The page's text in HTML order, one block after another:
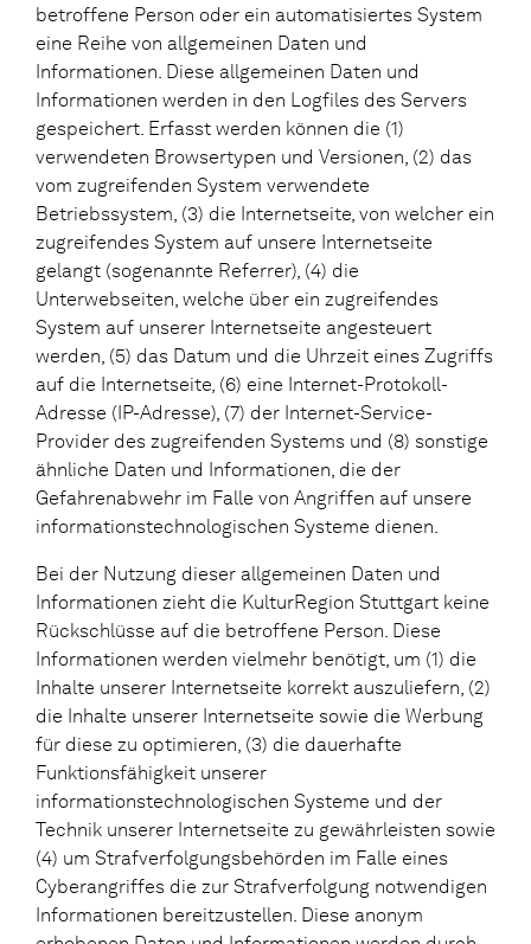
betroffene Person oder ein automatisiertes System
eine Reihe von allgemeinen Daten und
Informationen. Diese allgemeinen Daten und
Informationen werden in den Logfiles des Servers
gespeichert. Erfasst werden können die (1)
verwendeten Browsertypen und Versionen, (2) das
vom zugreifenden System verwendete
Betriebssystem, (3) die Internetseite, von welcher ein
zugreifendes System auf unsere Internetseite
gelangt (sogenannte Referrer), (4) die
Unterwebseiten, welche über ein zugreifendes
System auf unserer Internetseite angesteuert
werden, (5) das Datum und die Uhrzeit eines Zugriffs
auf die Internetseite, (6) eine Internet-Protokoll-
Adresse (IP-Adresse), (7) der Internet-Service-
Provider des zugreifenden Systems und (8) sonstige
ähnliche Daten und Informationen, die der
Gefahrenabwehr im Falle von Angriffen auf unsere
informationstechnologischen Systeme dienen.
Bei der Nutzung dieser allgemeinen Daten und
Informationen zieht die KulturRegion Stuttgart keine
Rückschlüsse auf die betroffene Person. Diese
Informationen werden vielmehr benötigt, um (1) die
Inhalte unserer Internetseite korrekt auszuliefern, (2)
die Inhalte unserer Internetseite sowie die Werbung
für diese zu optimieren, (3) die dauerhafte
Funktionsfähigkeit unserer
informationstechnologischen Systeme und der
Technik unserer Internetseite zu gewährleisten sowie
(4) um Strafverfolgungsbehörden im Falle eines
Cyberangriffes die zur Strafverfolgung notwendigen
Informationen bereitzustellen. Diese anonym